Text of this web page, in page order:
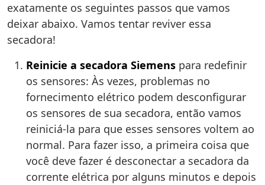
exatamente os seguintes passos que vamos
deixar abaixo. Vamos tentar reviver essa
secadora!
Reinicie a secadora Siemens para redefinir
os sensores: Às vezes, problemas no
fornecimento elétrico podem desconfigurar
os sensores de sua secadora, então vamos
reiniciá-la para que esses sensores voltem ao
normal. Para fazer isso, a primeira coisa que
você deve fazer é desconectar a secadora da
corrente elétrica por alguns minutos e depois